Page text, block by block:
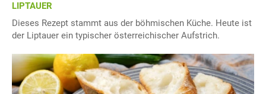
LIPTAUER
Dieses Rezept stammt aus der böhmischen Küche. Heute ist
der Liptauer ein typischer österreichischer Aufstrich.